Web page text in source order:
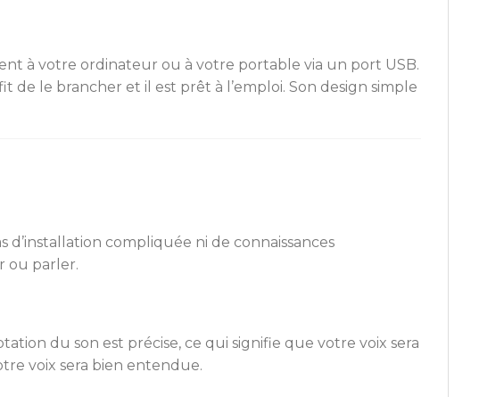
à votre ordinateur ou à votre portable via un port USB.
le brancher et il est prêt à l’emploi. Son design simple
d’installation compliquée ni de connaissances
ou parler.
du son est précise, ce qui signifie que votre voix sera
voix sera bien entendue.